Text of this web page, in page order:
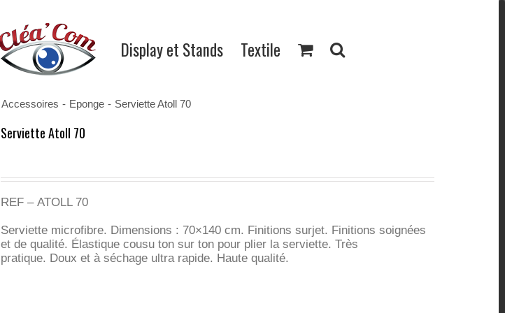
Display et Stands Textile
Accessoires - Eponge - Serviette Atoll 70
Serviette Atoll 70
REF – ATOLL 70
Serviette microfibre. Dimensions : 70×140 cm. Finitions surjet. Finitions soignées
et de qualité. Élastique cousu ton sur ton pour plier la serviette. Très
pratique. Doux et à séchage ultra rapide. Haute qualité.